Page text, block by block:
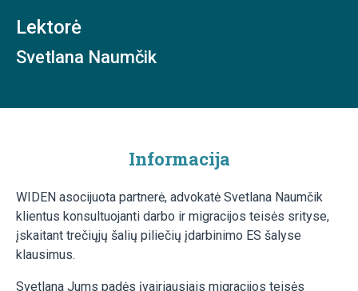
Lektorė
Svetlana Naumčik
Informacija
WIDEN asocijuota partnerė, advokatė Svetlana Naumčik
klientus konsultuojanti darbo ir migracijos teisės srityse,
įskaitant trečiųjų šalių piliečių įdarbinimo ES šalyse
klausimus.
Svetlana Jums padės įvairiausiais migracijos teisės